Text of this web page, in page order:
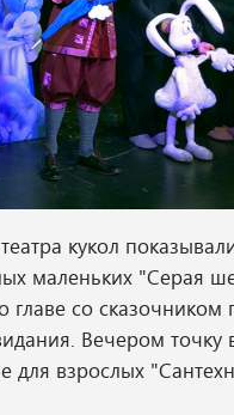
кукол
маленьких "Серая
со сказочником
Вечером точку
для взрослых